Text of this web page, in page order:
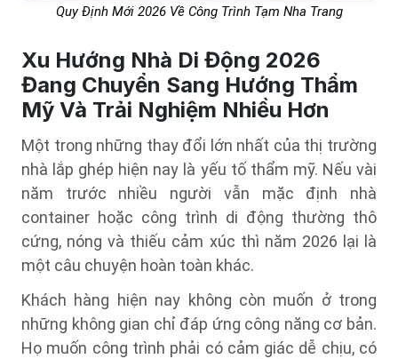
Quy Định Mới 2026 Về Công Trình Tạm Nha Trang
Xu Hướng Nhà Di Động 2026
Đang Chuyển Sang Hướng Thẩm
Mỹ Và Trải Nghiệm Nhiều Hơn
Một trong những thay đổi lớn nhất của thị trường
nhà lắp ghép hiện nay là yếu tố thẩm mỹ. Nếu vài
năm trước nhiều người vẫn mặc định nhà
container hoặc công trình di động thường thô
cứng, nóng và thiếu cảm xúc thì năm 2026 lại là
một câu chuyện hoàn toàn khác.
Khách hàng hiện nay không còn muốn ở trong
những không gian chỉ đáp ứng công năng cơ bản.
Họ muốn công trình phải có cảm giác dễ chịu, có